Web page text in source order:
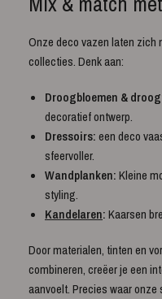
Onze deco vazen laten zich
collecties. Denk aan:
Droogbloemen &
decoratief ontwerp.
Dressoirs:een deco
sfeervoller.
Wandplanken:Kleine
styling.
Kandelaren:Kaarsen
Door materialen, tinten en
combineren, creëer je een
aanvoelt. Precies waar onze